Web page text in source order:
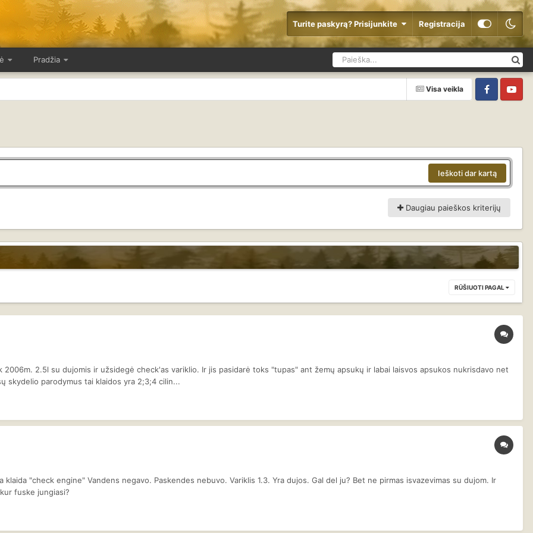
Turite paskyrą? Prisijunkite Registracija
Pradžia
Visa veikla
FacebookYouTube
Ieškoti dar kartą
Daugiau paieškos kriterijų
RŪŠIUOTI PAGAL
2.5l su dujomis ir užsidegė check'as variklio. Ir jis pasidarė toks "tupas" ant žemų apsukų ir labai laisvos apsukos nukrisdavo net
skydelio parodymus tai klaidos yra 2;3;4 cilin...
"check engine" Vandens negavo. Paskendes nebuvo. Variklis 1.3. Yra dujos. Gal del ju? Bet ne pirmas isvazevimas su dujom. Ir
fuske jungiasi?